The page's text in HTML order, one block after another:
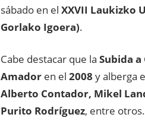
sábado en el XXVII Laukizko
Gorlako Igoera).
Cabe destacar que la Subida a
Amador en el 2008 y alberga
Alberto Contador, Mikel
Purito Rodríguez, entre otros.